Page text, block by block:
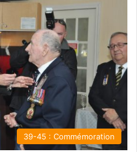
39-45 : Commémoration